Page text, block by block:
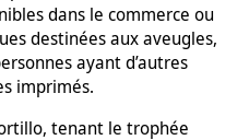
dans le commerce ou
destinées aux aveugles,
ayant d’autres
imprimés.